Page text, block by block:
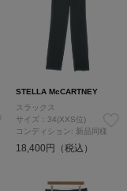
STELLA McCARTNEY
スラックス
サイズ：34(XXS位)
コンディション: 新品同様
18,400円（税込）